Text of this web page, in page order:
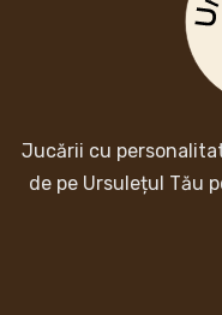
Jucării cu
de pe Ursulețul Tău